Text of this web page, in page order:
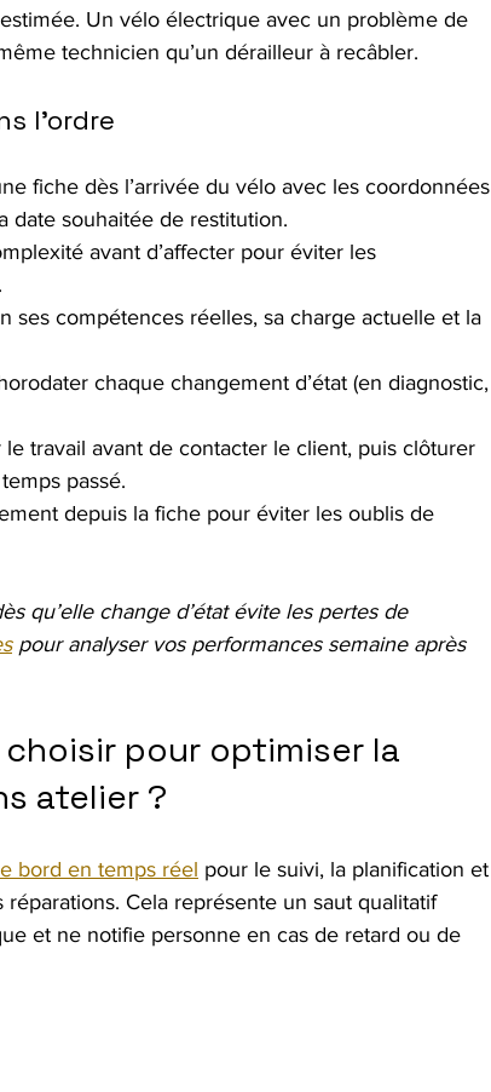
Un vélo électrique avec un problème de
technicien qu’un dérailleur à recâbler.
l’ordre
fiche dès l’arrivée du vélo avec les coordonnées
date souhaitée de restitution.
avant d’affecter pour éviter les
ses compétences réelles, sa charge actuelle et la
chaque changement d’état (en diagnostic,
le travail avant de contacter le client, puis clôturer
passé.
depuis la fiche pour éviter les oublis de
qu’elle change d’état évite les pertes de
pour analyser vos performances semaine après
pour optimiser la
atelier ?
bord en temps réel pour le suivi, la planification et
Cela représente un saut qualitatif
et ne notifie personne en cas de retard ou de